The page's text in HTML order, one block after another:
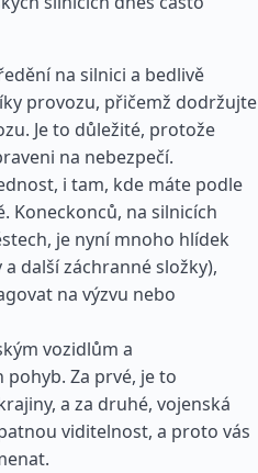
na silnici a bedlivě
provozu, přičemž dodržujte
Je to důležité, protože
na nebezpečí.
i tam, kde máte podle
Koneckonců, na silnicích
je nyní mnoho hlídek
další záchranné složky),
na výzvu nebo
vozidlům a
pohyb. Za prvé, je to
a za druhé, vojenská
viditelnost, a proto vás